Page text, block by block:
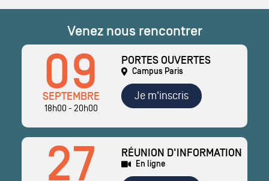
Venez nous rencontrer
09
SEPTEMBRE
18h00 - 20h00
PORTES OUVERTES
Campus Paris
Je m'inscris
27 RÉUNION D'INFORMATION
En ligne